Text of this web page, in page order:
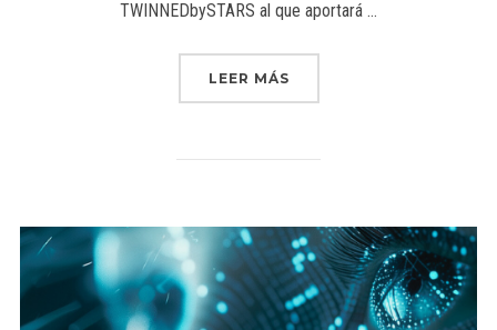
TWINNEDbySTARS al que aportará …
LEER MÁS